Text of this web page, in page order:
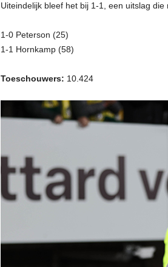
Uiteindelijk bleef het bij 1-1, een uitslag
1-0 Peterson (25)
1-1 Hornkamp (58)
Toeschouwers: 10.424